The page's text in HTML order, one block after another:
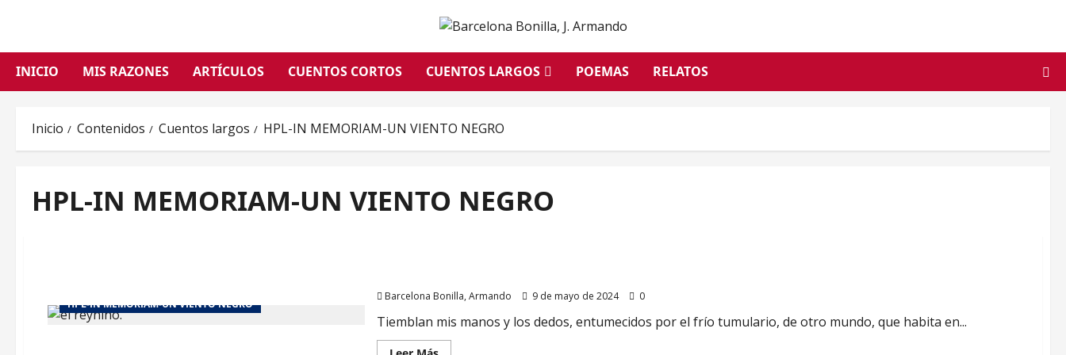
contenido
INICIO
MIS RAZONES ARTÍCULOS CUENTOS CORTOS CUENTOS LARGOS POEMAS RELATOS
Inicio Contenidos Cuentos largos HPL-IN MEMORIAM-UN VIENTO NEGRO
HPL-IN MEMORIAM-UN VIENTO NEGRO
HPL-IN MEMORIAM-UN VIENTO NEGRO
Barcelona Bonilla, Armando 9 de mayo de 2024 0
Tiemblan mis manos y los dedos, entumecidos por el frío tumulario, de otro mundo, que habita en...